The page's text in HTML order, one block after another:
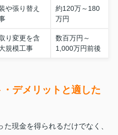
や張り替え
約120万～180
万円
り変更を含
規模工事
数百万円～
1,000万円前後
デメリットと適した
現金を得られるだけでなく、